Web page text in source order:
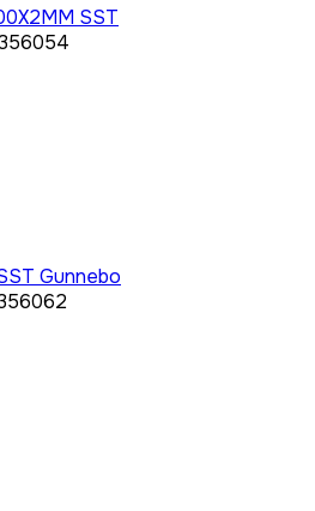
SST
Gunnebo